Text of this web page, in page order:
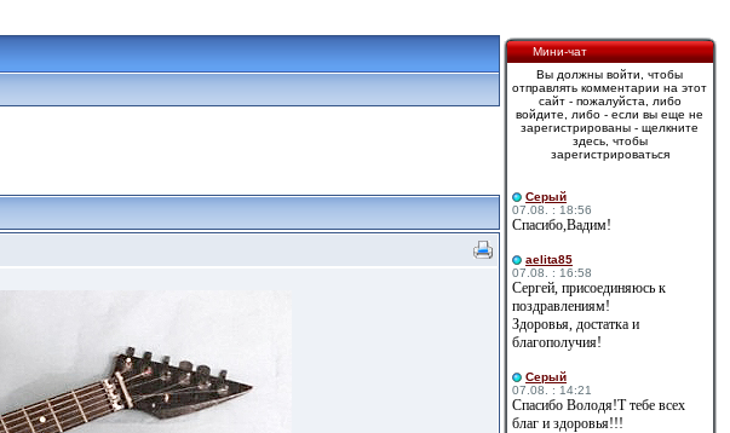
Мини-чат
Вы должны войти, чтобы
отправлять комментарии на этот
сайт - пожалуйста, либо
войдите, либо - если вы еще не
зарегистрированы - щелкните
здесь, чтобы
зарегистрироваться
Cерый
07.08. : 18:56
Спасибо,Вадим!
aelita85
07.08. : 16:58
Сергей, присоединяюсь к
поздравлениям!
Здоровья, достатка и
благополучия!
Cерый
07.08. : 14:21
Спасибо Володя!Т тебе всех
благ и здоровья!!!